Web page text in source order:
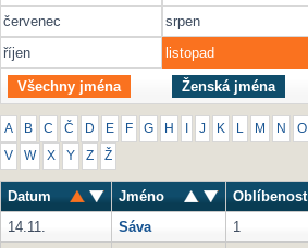
červenec
srpen
říjen
listopad
Všechny jména Ženská jména
A B C Č D E F G H J K M N O
V W X Y Z Ž
Datum Jméno Oblíbenost
14.11.
Sáva 1